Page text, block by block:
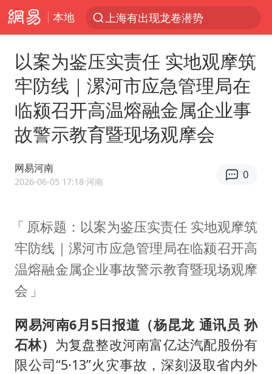
本地
上海有出现龙卷潜势
王传君 《披荆斩棘》
上海：5号线16号线浦江线全线停运
白海豚预计将在浙江苍南到三门一带登陆
王艺迪2-4不敌张本美和止步4强
2025年小学教师减少13.19万
王艺迪无缘横滨赛决赛
泰国：高度重视中国游客旅游体验
《龙餐馆》 冲奖
蒯曼挺进WTT横滨冠军赛女单四强
以军士兵把枪口对准中国记者
以案为鉴压实责任 实地观摩筑
牢防线｜漯河市应急管理局在
临颍召开高温熔融金属企业事
故警示教育暨现场观摩会
网易河南
2026-06-05 17:18·河南
0
原标题：以案为鉴压实责任 实地观摩筑
牢防线｜漯河市应急管理局在临颍召开高
温熔融金属企业事故警示教育暨现场观摩
会
网易河南6月5日报道（杨昆龙 通讯员 孙
石林） 为复盘整改河南富亿达汽配股份有
限公司“5·13”火灾事故，深刻汲取省内外